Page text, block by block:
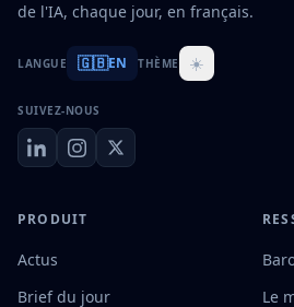
de l'IA, chaque jour, en français.
LANGUE 🇬🇧EN THÈME ☀️
SUIVEZ-NOUS
PRODUIT
Actus
Brief du jour
Le